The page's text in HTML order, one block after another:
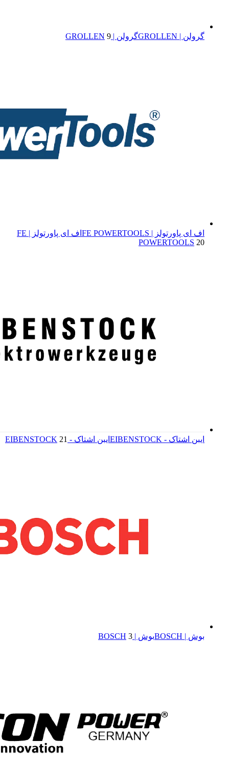
گرولن | GROLLEN گرولن | GROLLEN 9
اف ای پاورتولز | FE POWERTOOLS
اف ای پاورتولز | FE
POWERTOOLS 20
ایبن اشتاک - EIBENSTOCK ایبن اشتاک - EIBENSTOCK 21
بوش | BOSCH بوش | BOSCH 3